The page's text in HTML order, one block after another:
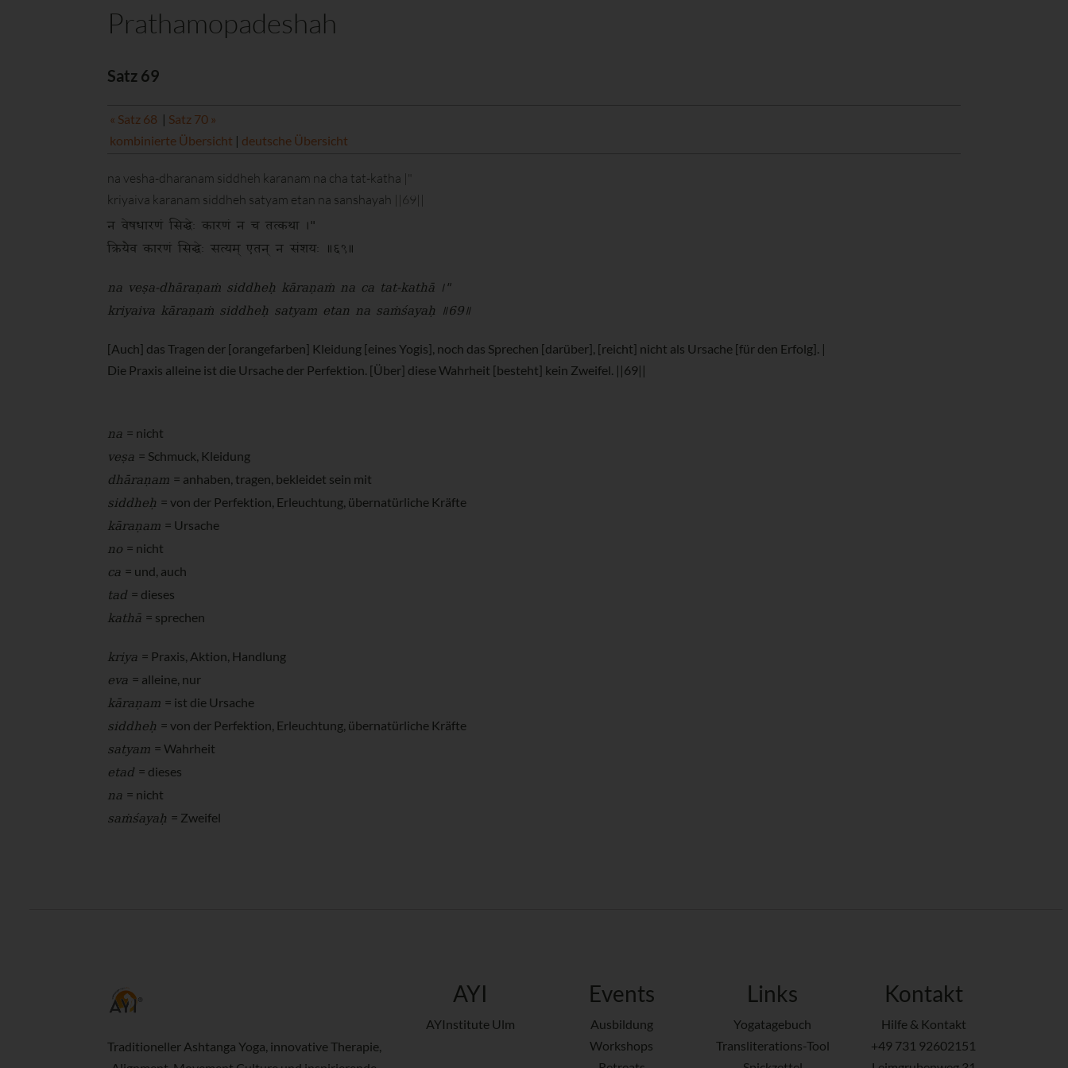
Prathamopadeshah
Satz 69
« Satz 68 | Satz 70 »
kombinierte Übersicht | deutsche Übersicht
na vesha-dharanam siddheh karanam na cha tat-katha |"
kriyaiva karanam siddheh satyam etan na sanshayah ||69||
न वेषधारणं सिद्धेः कारणं न च तत्कथा ।"
क्रियैव कारणं सिद्धेः सत्यम् एतन् न संशयः ॥६९॥
na veṣa-dhāraṇaṁ siddheḥ kāraṇaṁ na ca tat-kathā ।"
kriyaiva kāraṇaṁ siddheḥ satyam etan na saṁśayaḥ ॥69॥
[Auch] das Tragen der [orangefarben] Kleidung [eines Yogis], noch das Sprechen [darüber], [reicht] nicht als Ursache [für den Erfolg]. |
Die Praxis alleine ist die Ursache der Perfektion. [Über] diese Wahrheit [besteht] kein Zweifel. ||69||
na = nicht
veṣa = Schmuck, Kleidung
dhāraṇam = anhaben, tragen, bekleidet sein mit
siddheḥ = von der Perfektion, Erleuchtung, übernatürliche Kräfte
kāraṇam = Ursache
no = nicht
ca = und, auch
tad = dieses
kathā = sprechen
kriya = Praxis, Aktion, Handlung
eva = alleine, nur
kāraṇam = ist die Ursache
siddheḥ = von der Perfektion, Erleuchtung, übernatürliche Kräfte
satyam = Wahrheit
etad = dieses
na = nicht
saṁśayaḥ = Zweifel
Traditioneller Ashtanga Yoga, innovative Therapie,
AYI
AYInstitute Ulm
Events
Ausbildung
Workshops
Links
Yogatagebuch
Transliterations-Tool
Kontakt
Hilfe & Kontakt
+49 731 92602151